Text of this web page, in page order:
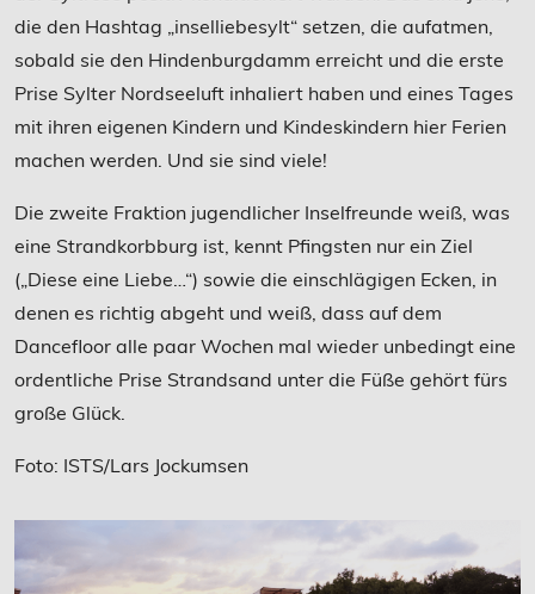
die den Hashtag „inselliebesylt“ setzen, die aufatmen,
sobald sie den Hindenburgdamm erreicht und die erste
Prise Sylter Nordseeluft inhaliert haben und eines Tages
mit ihren eigenen Kindern und Kindeskindern hier Ferien
machen werden. Und sie sind viele!
Die zweite Fraktion jugendlicher Inselfreunde weiß, was
eine Strandkorbburg ist, kennt Pfingsten nur ein Ziel
(„Diese eine Liebe…“) sowie die einschlägigen Ecken, in
denen es richtig abgeht und weiß, dass auf dem
Dancefloor alle paar Wochen mal wieder unbedingt eine
ordentliche Prise Strandsand unter die Füße gehört fürs
große Glück.
Foto: ISTS/Lars Jockumsen